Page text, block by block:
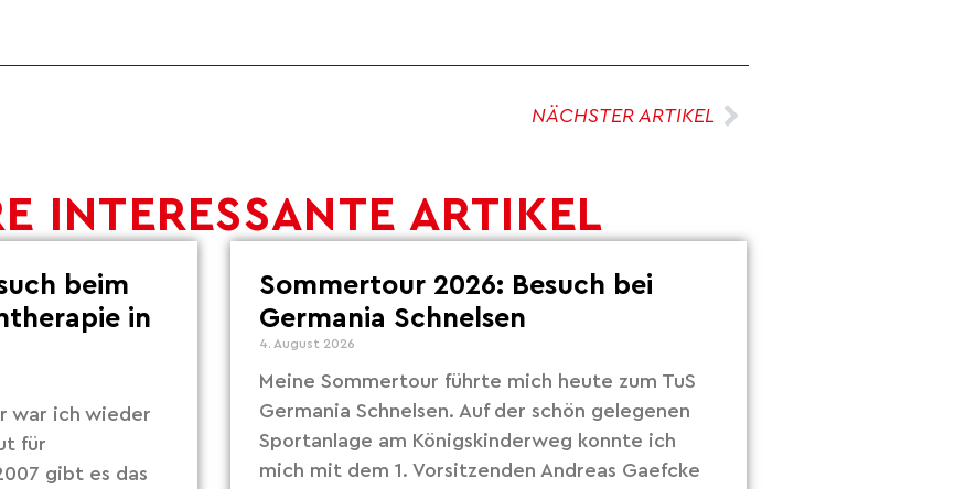
NÄCHSTER ARTIKEL
INTERESSANTE ARTIKEL
beim
in
war ich wieder
für
gibt es das
Sommertour 2026: Besuch bei
Germania Schnelsen
4. August 2026
Meine Sommertour führte mich heute zum TuS
Germania Schnelsen. Auf der schön gelegenen
Sportanlage am Königskinderweg konnte ich
mich mit dem 1. Vorsitzenden Andreas Gaefcke